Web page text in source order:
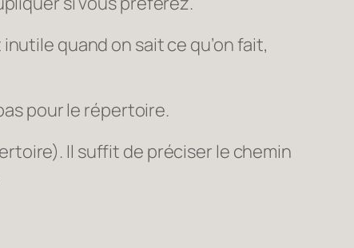
quand on sait ce qu’on fait,
pour le répertoire.
Il suffit de préciser le chemin